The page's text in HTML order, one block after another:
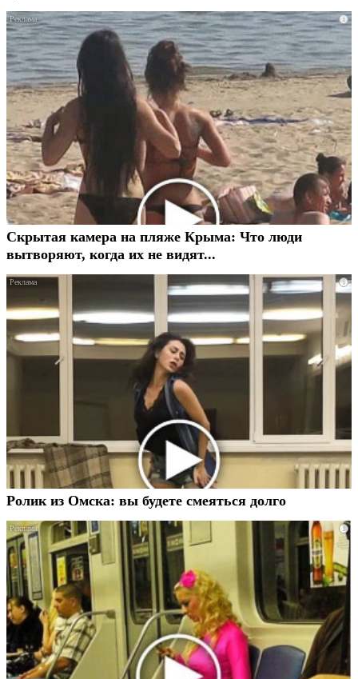
i
Скрытая камера на пляже Крыма: Что люди
вытворяют, когда их не видят...
i
Ролик из Омска: вы будете смеяться долго
i